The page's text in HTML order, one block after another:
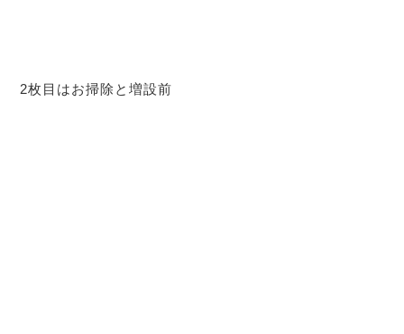
2枚目はお掃除と増設前